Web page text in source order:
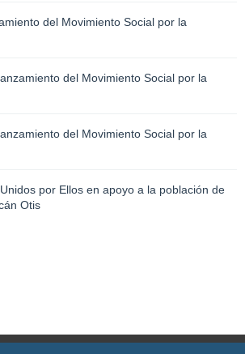
del Movimiento Social por la
del Movimiento Social por la
del Movimiento Social por la
Unidos por Ellos en apoyo a la población de
Otis